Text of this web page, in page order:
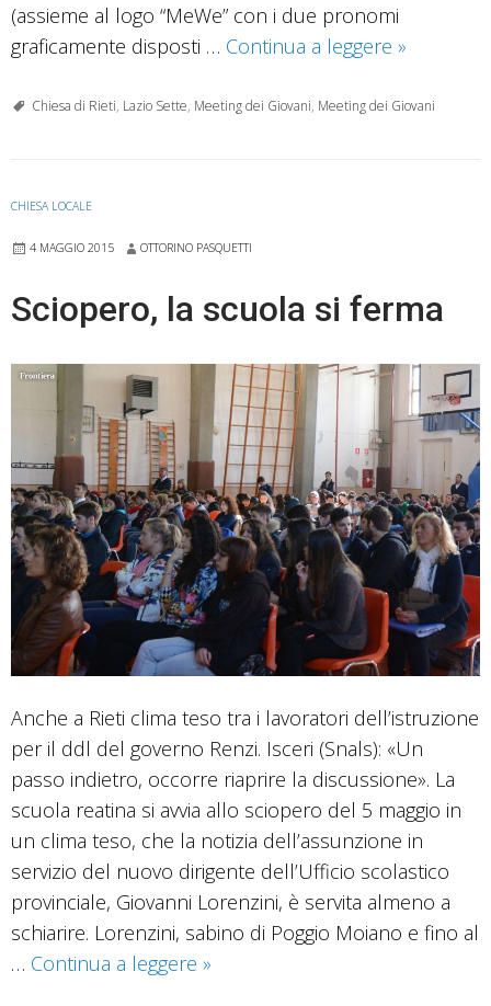
(assieme al logo “MeWe” con i due pronomi
graficamente disposti … Continua a leggere #Me/We
Meeting
VIDEO.
giornata,
mons.
Giulietti
e
di
Michela
Murgia
»
Chiesa di Rieti, Lazio Sette, Meeting dei Giovani, Meeting dei Giovani
CHIESA LOCALE
4 MAGGIO 2015 OTTORINO PASQUETTI
Sciopero, la scuola si ferma
Anche a Rieti clima teso tra i lavoratori dell’istruzione
per il ddl del governo Renzi. Isceri (Snals): «Un
passo indietro, occorre riaprire la discussione». La
scuola reatina si avvia allo sciopero del 5 maggio in
un clima teso, che la notizia dell’assunzione in
servizio del nuovo dirigente dell’Ufficio scolastico
provinciale, Giovanni Lorenzini, è servita almeno a
schiarire. Lorenzini, sabino di Poggio Moiano e fino al
… Continua a leggere Sciopero,
»